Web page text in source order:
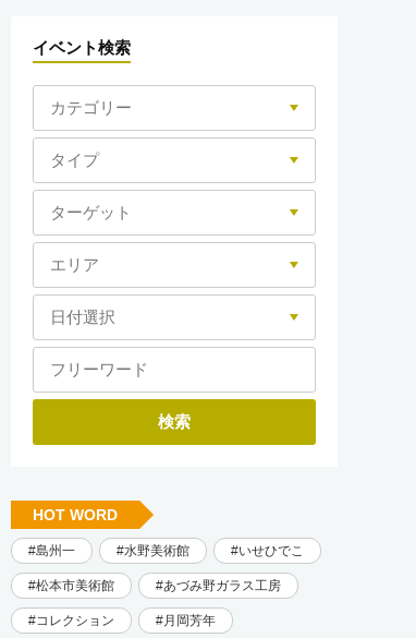
イベント検索
HOT WORD
島州一 水野美術館 いせひでこ
松本市美術館 あづみ野ガラス工房
コレクション 月岡芳年